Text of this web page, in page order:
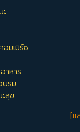
ะ
มเมิร์ซ
าหาร
รม
สุข
[แ